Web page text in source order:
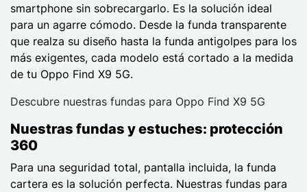
smartphone sin sobrecargarlo. Es la solución ideal
para un agarre cómodo. Desde la funda transparente
que realza su diseño hasta la funda antigolpes para los
más exigentes, cada modelo está cortado a la medida
de tu Oppo Find X9 5G.
Descubre nuestras fundas para Oppo Find X9 5G
Nuestras fundas y estuches: protección
360
Para una seguridad total, pantalla incluida, la funda
cartera es la solución perfecta. Nuestras fundas para